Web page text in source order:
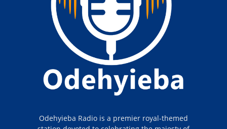
Odehyieba Radio is a premier royal-themed